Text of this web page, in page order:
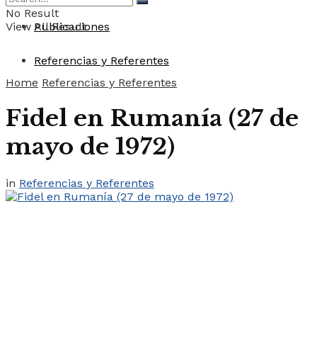
Publicaciones
Referencias y Referentes
No Result
View All Result
Home Referencias y Referentes
Fidel en Rumanía (27 de
mayo de 1972)
in Referencias y Referentes